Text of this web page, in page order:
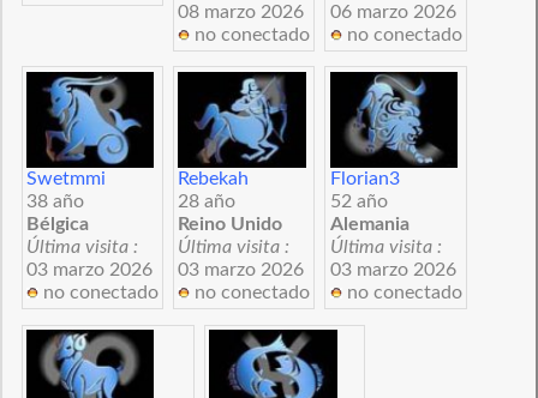
08 marzo 2026
no conectado
06 marzo 2026
no conectado
Swetmmi
38 año
Bélgica
Última visita :
03 marzo 2026
no conectado
Rebekah
28 año
Reino Unido
Última visita :
03 marzo 2026
no conectado
Florian3
52 año
Alemania
Última visita :
03 marzo 2026
no conectado